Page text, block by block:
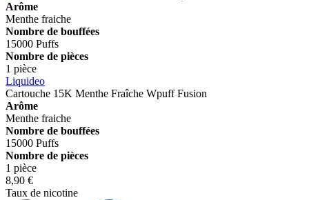
Arôme
Menthe fraiche
Nombre de bouffées
15000 Puffs
Nombre de pièces
1 pièce
Liquideo
Cartouche 15K Menthe Fraîche Wpuff Fusion
Arôme
Menthe fraiche
Nombre de bouffées
15000 Puffs
Nombre de pièces
1 pièce
8,90 €
Taux de nicotine